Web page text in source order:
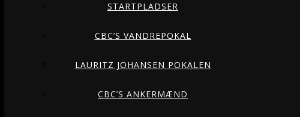
STARTPLADSER
CBC’S VANDREPOKAL
LAURITZ JOHANSEN POKALEN
CBC’S ANKERMÆND